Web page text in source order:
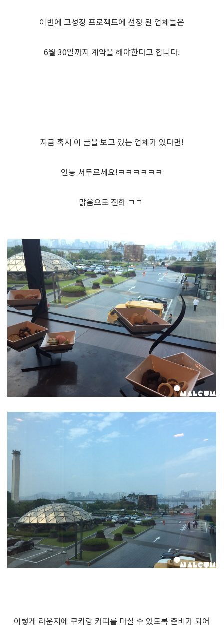
이번에 고성장 프로젝트에 선정 된 업체들은
6월 30일까지 계약을 해야한다고 합니다.
지금 혹시 이 글을 보고 있는 업체가 있다면!
언능 서두르세요!ㅋㅋㅋㅋㅋㅋ
맑음으로 전화 ㄱㄱ
이렇게 라운지에 쿠키랑 커피를 마실 수 있도록 준비가 되어